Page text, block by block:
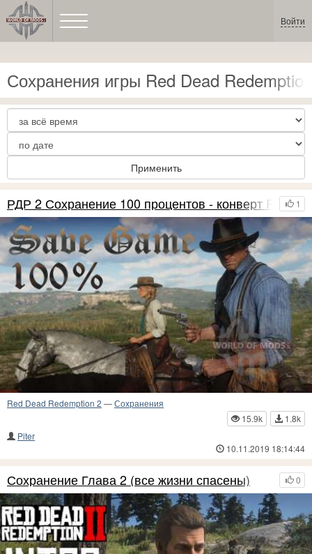
Войти
Сохранения игры Red Dead
Применить
1
РДР 2 Сохранение 100 процентов - конверт PS4
Red Dead Redemption 2 —Сохранения
15.9k
1.8k
Piter
10.11.2019 18:14:44
0
Сохранение Глава 2 (все жизни спасены)